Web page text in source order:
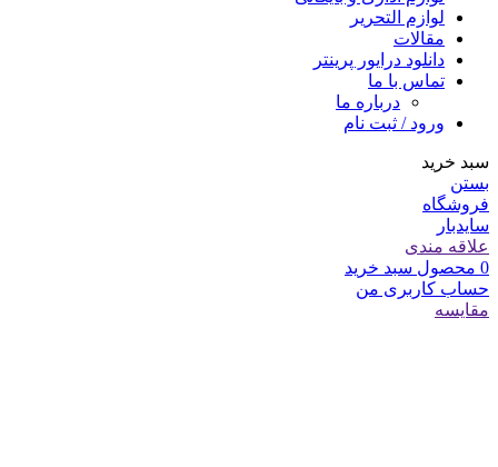
لوازم التحریر
مقالات
دانلود درایور پرینتر
تماس با ما
درباره ما
ورود / ثبت نام
سبد خرید
بستن
فروشگاه
سایدبار
علاقه مندی
0 محصول سبد خرید
حساب کاربری من
مقایسه